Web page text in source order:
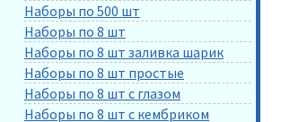
Наборы по 500 шт
Наборы по 8 шт
Наборы по 8 шт заливка шарик
Наборы по 8 шт простые
Наборы по 8 шт с глазом
Наборы по 8 шт с кембриком